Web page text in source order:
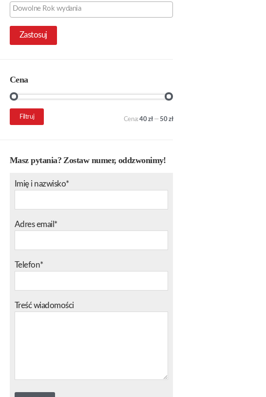
Zastosuj
Cena
Cena
min.
Cena
maks.
Filtruj Cena:40 zł—50 zł
Masz pytania? Zostaw numer, oddzwonimy!
Imię i nazwisko*
Adres email*
Telefon*
Treść wiadomości